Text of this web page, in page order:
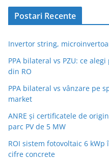
Postari Recente
Invertor string,
PPA bilateral vs PZU: ce
din RO
PPA bilateral vs vânzare pe
market
ANRE și certificatele de
parc PV de 5 MW
ROI sistem fotovoltaic 6
cifre concrete